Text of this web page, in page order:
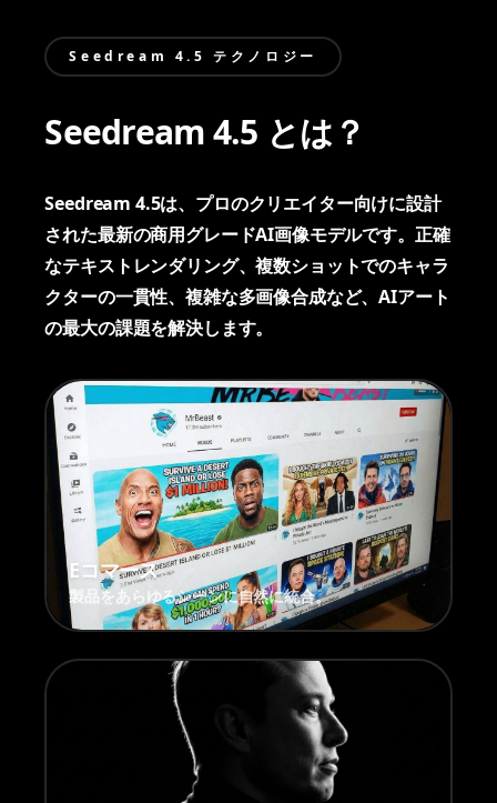
Seedream 4.5 テクノロジー
Seedream 4.5 とは？
Seedream 4.5は、プロのクリエイター向けに設計
された最新の商用グレードAI画像モデルです。正確
なテキストレンダリング、複数ショットでのキャラ
クターの一貫性、複雑な多画像合成など、AIアート
の最大の課題を解決します。
Eコマース
製品をあらゆるシーンに自然に統合。